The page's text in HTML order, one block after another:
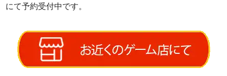
にて予約受付中です。